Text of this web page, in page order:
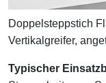
Doppelsteppstich
Vertikalgreifer,
Typischer